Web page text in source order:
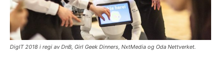
DigIT 2018 i regi av DnB, Girl Geek Dinners, NxtMedia og Oda Nettverket.